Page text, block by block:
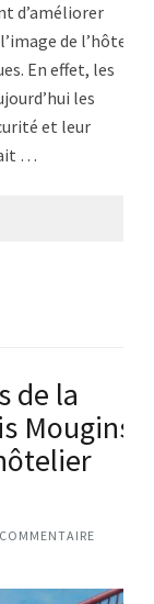
d’améliorer
de l’hôtel
En effet, les
les
et leur
…
de la
Mougins